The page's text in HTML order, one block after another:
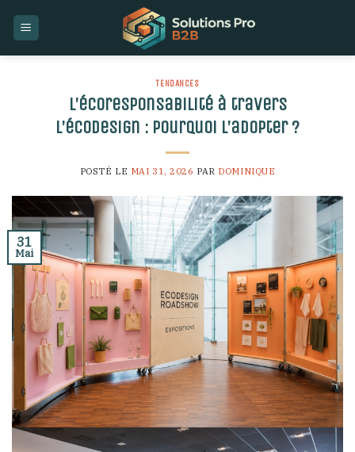
TENDANCES
L’écoresponsabilité à travers
l’écodesign : pourquoi l’adopter ?
POSTÉ LE MAI 31, 2026 PAR DOMINIQUE
31
Mai